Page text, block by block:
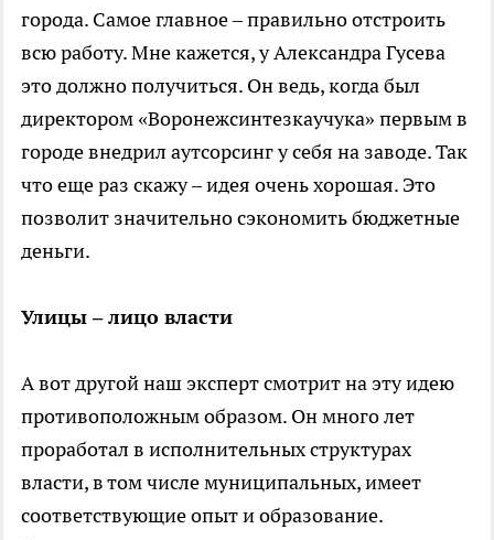
города. Самое главное – правильно отстроить
всю работу. Мне кажется, у Александра Гусева
это должно получиться. Он ведь, когда был
директором «Воронежсинтезкаучука» первым в
городе внедрил аутсорсинг у себя на заводе. Так
что еще раз скажу – идея очень хорошая. Это
позволит значительно сэкономить бюджетные
деньги.
Улицы – лицо власти
А вот другой наш эксперт смотрит на эту идею
противоположным образом. Он много лет
проработал в исполнительных структурах
власти, в том числе муниципальных, имеет
соответствующие опыт и образование.